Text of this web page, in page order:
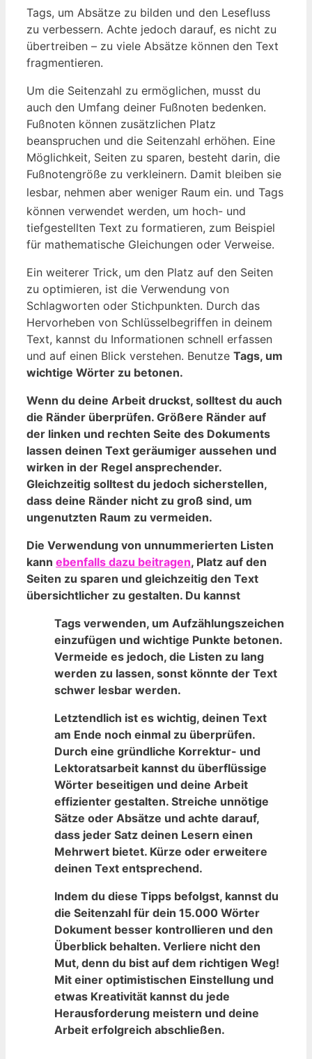
Tags, um⁣ Absätze zu‌ bilden und den‍ Lesefluss
zu‍ verbessern. Achte⁤ jedoch darauf, es nicht zu
übertreiben – zu viele​ Absätze können den‍ Text
fragmentieren.
Um die⁣ Seitenzahl zu ermöglichen, musst du
auch den Umfang ‌deiner Fußnoten bedenken. ​
Fußnoten können zusätzlichen Platz
beanspruchen und die Seitenzahl erhöhen. Eine​
Möglichkeit, ‍Seiten zu⁢ sparen, ⁤besteht darin, die
Fußnotengröße zu verkleinern. Damit bleiben sie
lesbar, ⁣nehmen aber weniger Raum ein. und Tags
können ⁣verwendet werden, um hoch- und
tiefgestellten Text ‍zu formatieren, zum Beispiel
für mathematische Gleichungen oder Verweise.
Ein⁢ weiterer Trick, um den Platz auf den Seiten
zu optimieren, ist die Verwendung von
Schlagworten oder Stichpunkten. Durch das‍
Hervorheben von Schlüsselbegriffen in deinem
Text, kannst du Informationen schnell erfassen
und auf einen Blick ‌verstehen. Benutze Tags, um‍
wichtige​ Wörter zu betonen.
Wenn du deine Arbeit druckst, solltest du auch
die Ränder⁢ überprüfen. Größere Ränder auf
der linken ​und ⁣rechten Seite des Dokuments
lassen deinen Text geräumiger aussehen ⁤und
wirken in der Regel⁤ ansprechender.
‌Gleichzeitig solltest du⁣ jedoch ‍sicherstellen,
dass deine Ränder nicht zu‍ groß sind,‌ um
ungenutzten Raum ⁢zu vermeiden.
Die ⁣Verwendung von ⁢unnummerierten Listen
kann ebenfalls ⁣dazu ​beitragen, Platz auf ​den
‍Seiten zu sparen und gleichzeitig den Text
übersichtlicher‌ zu gestalten. Du‍ kannst ‍
Tags verwenden, ⁢um Aufzählungszeichen
einzufügen und wichtige ‌Punkte⁣ betonen.
Vermeide es jedoch, die Listen zu lang
werden zu lassen,⁢ sonst könnte‍ der Text
schwer lesbar werden.
Letztendlich ist es wichtig, deinen Text
am Ende noch einmal ⁣zu überprüfen.
Durch eine gründliche Korrektur- und
‍Lektoratsarbeit kannst du überflüssige​
Wörter beseitigen und deine Arbeit
effizienter⁢ gestalten. Streiche unnötige
Sätze oder Absätze⁤ und achte⁢ darauf,
dass jeder Satz deinen Lesern einen
Mehrwert bietet.‌ Kürze oder erweitere
deinen⁤ Text⁣ entsprechend.
Indem du ⁢diese Tipps befolgst, kannst du
die Seitenzahl für dein 15.000 Wörter
⁢Dokument besser kontrollieren und den
Überblick⁢ behalten. Verliere nicht den
Mut, denn du bist auf⁣ dem richtigen Weg!
Mit⁣ einer optimistischen Einstellung⁢ und
etwas ‌Kreativität kannst du jede
Herausforderung meistern und deine
Arbeit erfolgreich abschließen.